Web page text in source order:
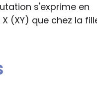
s'exprime en
(XY) que chez la